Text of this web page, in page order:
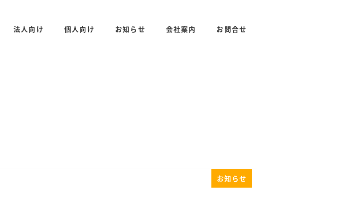
法人向け 個人向け お知らせ 会社案内 お問合せ
お知らせ